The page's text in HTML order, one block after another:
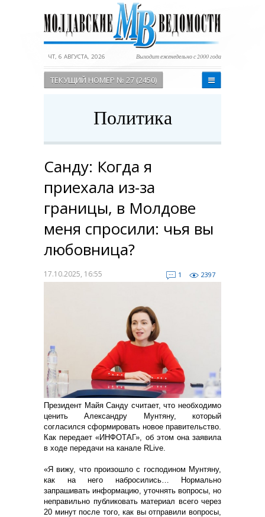
ЧТ, 6 АВГУСТА, 2026 Выходит еженедельно с 2000 года
ТЕКУЩИЙ НОМЕР № 27 (2450)
Политика
Санду: Когда я
приехала из-за
границы, в Молдове
меня спросили: чья вы
любовница?
17.10.2025, 16:55 1 2397
Президент Майя Санду считает, что необходимо
ценить Александру Мунтяну, который
согласился сформировать новое правительство.
Как передает «ИНФОТАГ», об этом она заявила
в ходе передачи на канале RLive.
«Я вижу, что произошло с господином Мунтяну,
как на него набросились… Нормально
запрашивать информацию, уточнять вопросы, но
неправильно публиковать материал всего через
20 минут после того, как вы отправили вопросы,